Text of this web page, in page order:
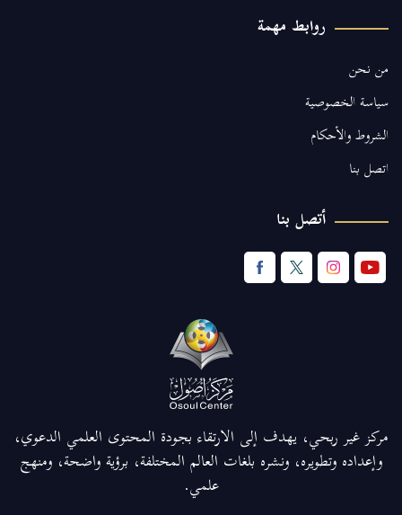
روابط مهمة
من نحن
سياسة الخصوصية
الشروط والأحكام
اتصل بنا
أتصل بنا
مركز غير ربحي، يهدف إلى الارتقاء بجودة المحتوى العلمي الدعوي،
وإعداده وتطويره، ونشره بلغات العالم المختلفة، برؤية واضحة، ومنهج
علمي.